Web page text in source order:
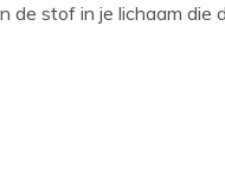
de stof in je lichaam die